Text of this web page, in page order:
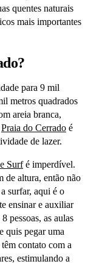
quentes naturais
mais importantes
para 9 mil
metros quadrados
areia branca,
Praia do Cerrado é
de lazer.
Surfé imperdível.
de altura, então não
surfar, aqui é o
ensinar e auxiliar
pessoas, as aulas
quis pegar uma
contato com a
estimulando a